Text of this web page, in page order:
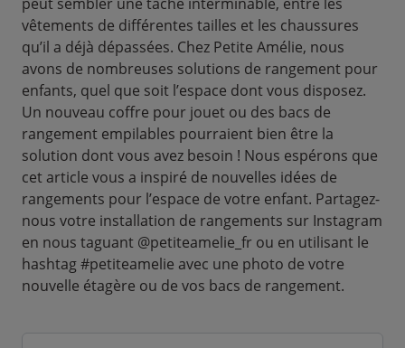
vêtements de différentes tailles et les chaussures
qu’il a déjà dépassées. Chez Petite Amélie, nous
avons de nombreuses solutions de rangement pour
enfants, quel que soit l’espace dont vous disposez.
Un nouveau coffre pour jouet ou des bacs de
rangement empilables pourraient bien être la
solution dont vous avez besoin ! Nous espérons que
cet article vous a inspiré de nouvelles idées de
rangements pour l’espace de votre enfant. Partagez-
nous votre installation de rangements sur Instagram
en nous taguant @petiteamelie_fr ou en utilisant le
hashtag #petiteamelie avec une photo de votre
nouvelle étagère ou de vos bacs de rangement.